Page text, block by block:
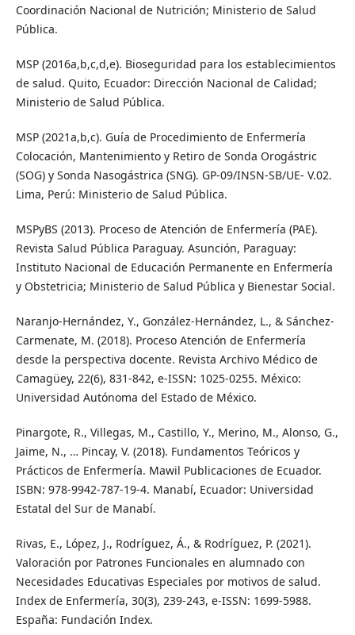
Coordinación Nacional de Nutrición; Ministerio de Salud
Pública.
MSP (2016a,b,c,d,e). Bioseguridad para los establecimientos
de salud. Quito, Ecuador: Dirección Nacional de Calidad;
Ministerio de Salud Pública.
MSP (2021a,b,c). Guía de Procedimiento de Enfermería
Colocación, Mantenimiento y Retiro de Sonda Orogástric
(SOG) y Sonda Nasogástrica (SNG). GP-09/INSN-SB/UE- V.02.
Lima, Perú: Ministerio de Salud Pública.
MSPyBS (2013). Proceso de Atención de Enfermería (PAE).
Revista Salud Pública Paraguay. Asunción, Paraguay:
Instituto Nacional de Educación Permanente en Enfermería
y Obstetricia; Ministerio de Salud Pública y Bienestar Social.
Naranjo-Hernández, Y., González-Hernández, L., & Sánchez-
Carmenate, M. (2018). Proceso Atención de Enfermería
desde la perspectiva docente. Revista Archivo Médico de
Camagüey, 22(6), 831-842, e-ISSN: 1025-0255. México:
Universidad Autónoma del Estado de México.
Pinargote, R., Villegas, M., Castillo, Y., Merino, M., Alonso, G.,
Jaime, N., … Pincay, V. (2018). Fundamentos Teóricos y
Prácticos de Enfermería. Mawil Publicaciones de Ecuador.
ISBN: 978-9942-787-19-4. Manabí, Ecuador: Universidad
Estatal del Sur de Manabí.
Rivas, E., López, J., Rodríguez, Á., & Rodríguez, P. (2021).
Valoración por Patrones Funcionales en alumnado con
Necesidades Educativas Especiales por motivos de salud.
Index de Enfermería, 30(3), 239-243, e-ISSN: 1699-5988.
España: Fundación Index.